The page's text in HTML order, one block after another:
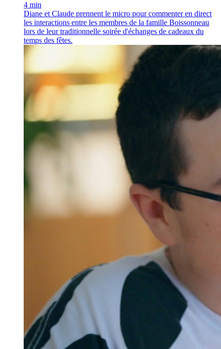
4 min
Diane et Claude prennent le micro pour commenter en direct
les interactions entre les membres de la famille Boissonneau
lors de leur traditionnelle soirée d'échanges de cadeaux du
temps des fêtes.